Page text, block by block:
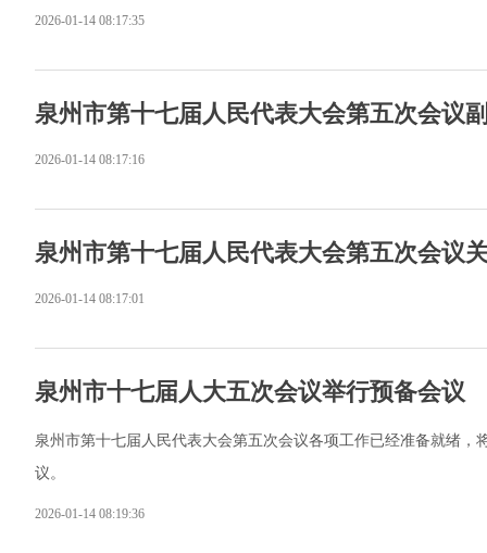
2026-01-14 08:17:35
泉州市第十七届人民代表大会第五次会议
2026-01-14 08:17:16
泉州市第十七届人民代表大会第五次会议
2026-01-14 08:17:01
泉州市十七届人大五次会议举行预备会议
泉州市第十七届人民代表大会第五次会议各项工作已经准备就绪
议。
2026-01-14 08:19:36